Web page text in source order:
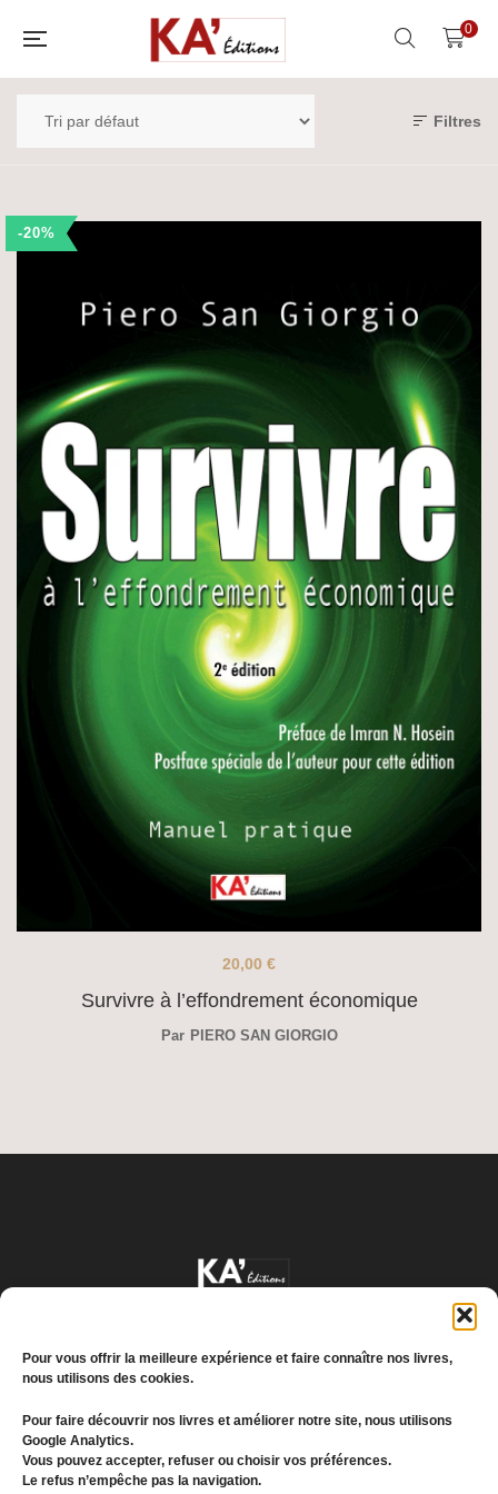
Pour vous offrir la meilleure expérience et faire connaître nos livres,
nous utilisons des cookies.
Pour faire découvrir nos livres et améliorer notre site, nous utilisons
Google Analytics.
Vous pouvez accepter, refuser ou choisir vos préférences.
Le refus n’empêche pas la navigation.
0
Filtres
-20%
Survivre à l’effondrement économique
20,00 €
Par PIERO SAN GIORGIO
Conditions générales de vente